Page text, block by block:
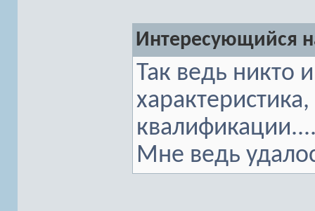
Интересующийся
Так ведь никто
Мне ведь